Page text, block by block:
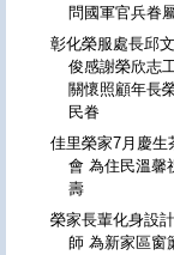
問國軍官兵眷
彰化榮服處長邱文
俊感謝榮欣志
關懷照顧年長
民眷
佳里榮家7月慶生
會 為住民溫馨
壽
榮家長輩化身設計
師 為新家區窗